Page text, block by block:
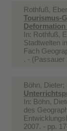
Rothfuß,
Tourismus-
In: Rothfuß,
Stadtwelten
Fach
. - (Passauer
Böhn,
In: Böhn,
des
2007. - pp.